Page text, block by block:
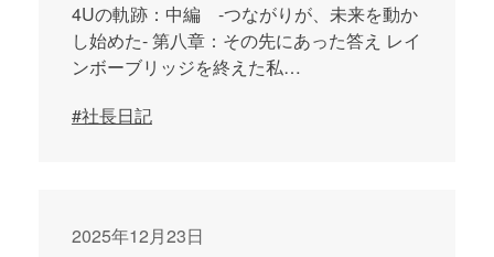
4Uの軌跡：中編 -つながりが、未来を動か
し始めた- 第八章：その先にあった答え レイ
ンボーブリッジを終えた私…
#社長日記
2025年12月23日